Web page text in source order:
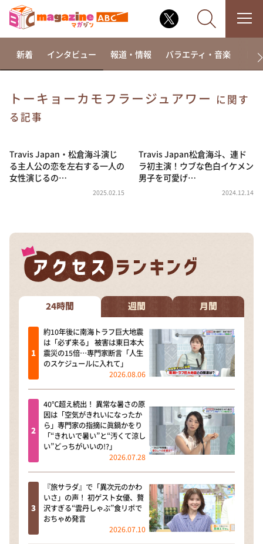
なるみ・岡村の過ぎるTV
これ余談なんですけど・・・
～人生密着トークバラエティ！～ やすとものいたっ
て真剣です
DAIGOも台所 ～きょうの献立 何にする？～
朝だ！生です旅サラダ
教えて！ニュースライブ 正義のミカタ
ＬＩＦＥ～夢のカタチ～
新婚さんいらっしゃい！
ポツンと一軒家
ザキ山小屋本館
ぺこぱのまるスポ
アナ回覧板
新着 インタビュー 報道・情報 バラエティ・音楽 ド
トーキョーカモフラージュアワー に関す
る記事
Travis Japan・松倉海斗演じ
る主人公の恋を左右する一人の
女性演じるの…
2025.02.15
Travis Japan松倉海斗、連ド
ラ初主演！ウブな色白イケメン
男子を可愛げ…
2024.12.14
24時間 週間 月間
約10年後に南海トラフ巨大地震
は「必ず来る」 被害は東日本大
震災の15倍…専門家断言「人生
のスケジュールに入れて」
2026.08.06
40℃超え続出！ 異常な暑さの原
因は「空気がきれいになったか
ら」専門家の指摘に眞鍋かをり
「“きれいで暑い”と“汚くて涼し
い”どっちがいいの!?」
2026.07.28
『旅サラダ』で「異次元のかわ
いさ」の声！ 初ゲスト女優、贅
沢すぎる“雲丹しゃぶ”食リポで
おちゃめ発言
2026.07.10